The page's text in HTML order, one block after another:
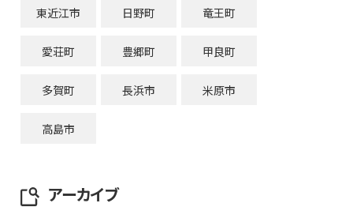
東近江市 日野町 竜王町
愛荘町 豊郷町 甲良町
多賀町 長浜市 米原市
高島市
アーカイブ